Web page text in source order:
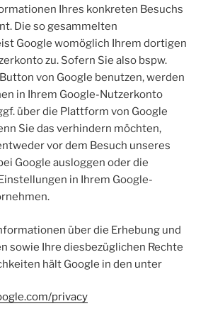
Ihres konkreten Besuchs
Die so gesammelten
Google womöglich Ihrem dortigen
zu. Sofern Sie also bspw.
von Google benutzen, werden
in Ihrem Google-Nutzerkonto
über die Plattform von Google
Sie das verhindern möchten,
vor dem Besuch unseres
Google ausloggen oder die
in Ihrem Google-
über die Erhebung und
sowie Ihre diesbezüglichen Rechte
hält Google in den unter
privacy